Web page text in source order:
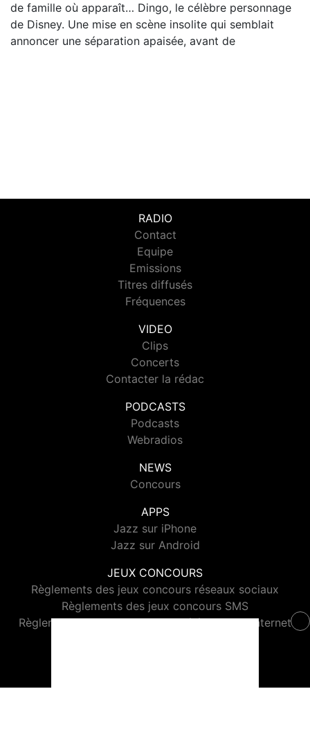
de famille où apparaît… Dingo, le célèbre personnage
de Disney. Une mise en scène insolite qui semblait
annoncer une séparation apaisée, avant de
RADIO
Contact
Equipe
Emissions
Titres diffusés
Fréquences
VIDEO
Clips
Concerts
Contacter la rédac
PODCASTS
Podcasts
Webradios
NEWS
Concours
APPS
Jazz sur iPhone
Jazz sur Android
JEUX CONCOURS
Règlements des jeux concours réseaux sociaux
Règlements des jeux concours SMS
Règlements des jeux concours téléphone et internet